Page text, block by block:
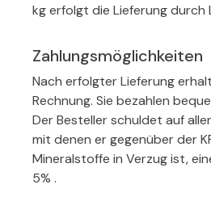
kg erfolgt die Lieferung durch
Zahlungsmöglichkeiten
Nach erfolgter Lieferung
Rechnung. Sie bezahlen
Der Besteller schuldet auf
mit denen er gegenüber der
Mineralstoffe in Verzug ist,
5% .